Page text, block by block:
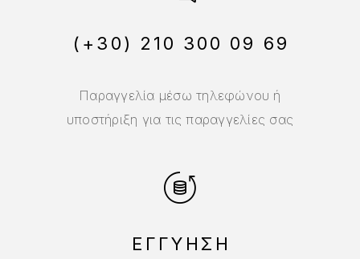
(+30) 210 300 09 69
Παραγγελία μέσω τηλεφώνου ή
υποστήριξη για τις παραγγελίες σας
ΕΓΓΥΗΣΗ